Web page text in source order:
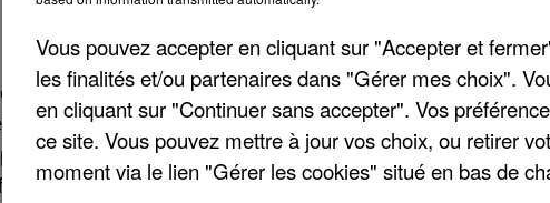
d'un an, Gilles Gavois, quitte ses fonctions. Il a
pour des raisons personnelles. Après 26 années de
en refusant tout nouveau rôle municipal. La
de conseillers municipaux.
Vous pouvez accepter en cliquant sur "Accepter et
les finalités et/ou partenaires dans "Gérer mes choix".
en cliquant sur "Continuer sans accepter". Vos
ce site. Vous pouvez mettre à jour vos choix, ou retirer
moment via le lien "Gérer les cookies" situé en bas de